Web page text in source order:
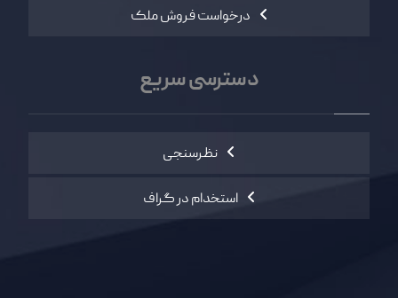
درخواست فروش ملک
دسترسی سریع
نظرسنجی
استخدام در گراف